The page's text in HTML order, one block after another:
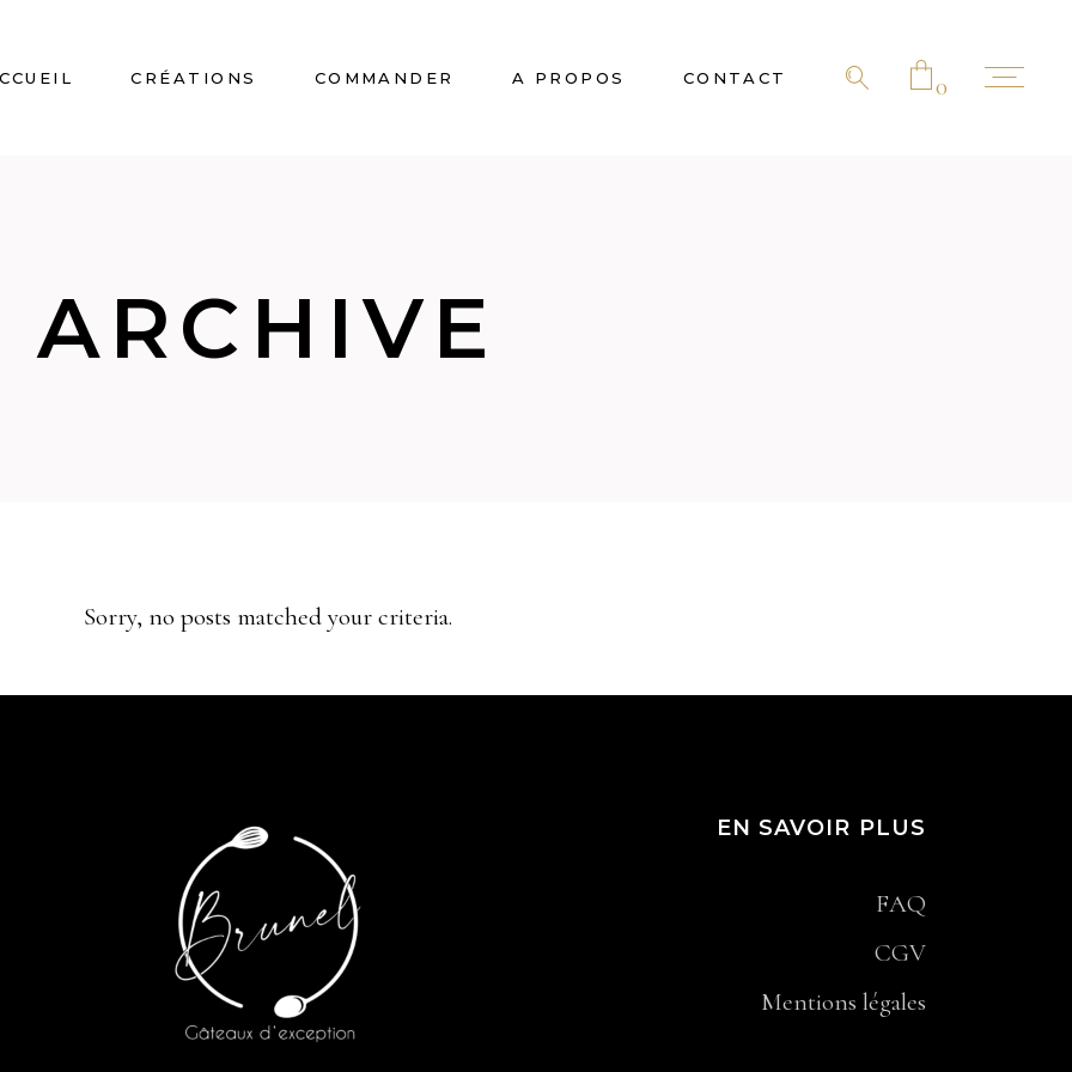
CRÉATIONS COMMANDER A PROPOS CONTACT 0
ARCHIVE
Sorry, no posts matched your criteria.
EN SAVOIR PLUS
FAQ
CGV
Mentions légales